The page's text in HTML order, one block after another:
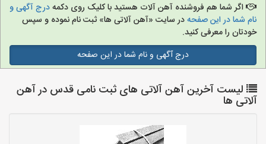
اگر شما هم فروشنده آهن آلات هستید با کلیک روی دکمهدرج آگهی و
نام شما در این صفحهدر سایت «آهن آلاتی ها» ثبت نام نموده و سپس
خودتان را معرفی کنید.
درج آگهی و نام شما در این صفحه
لیست آخرین آهن آلاتی های ثبت نامی قدس در آهن
آلاتی ها